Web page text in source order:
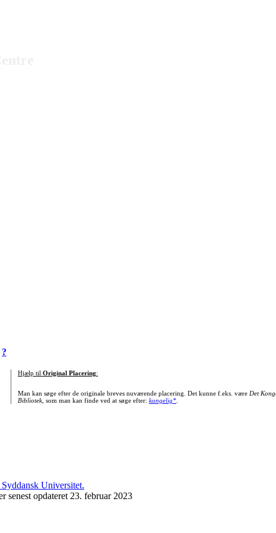
?
Hjælp til Original Placering:
Man kan søge efter de originale breves nuværende placering. Det kunne f.eks. være Det
Bibliotek, som man kan finde ved at søge efter: kongelig*.
senest opdateret 23. februar 2023